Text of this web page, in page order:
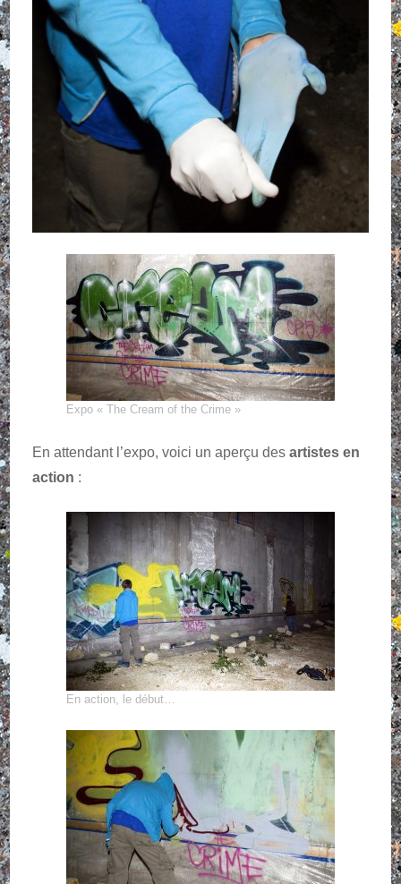
Expo « The Cream of the Crime »
En attendant l’expo, voici un aperçu desartistes en
action :
En action, le début…